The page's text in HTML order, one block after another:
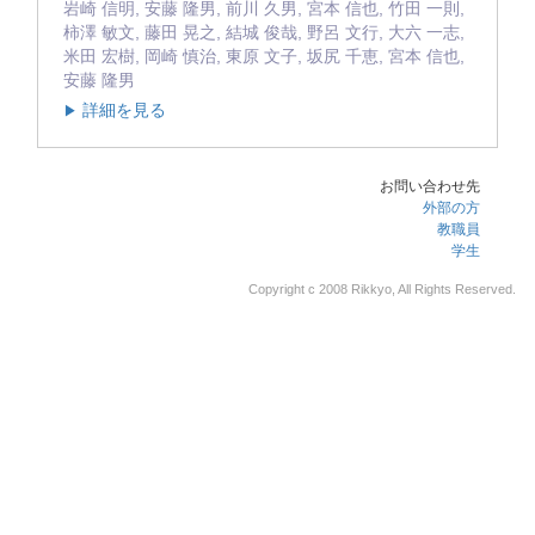
岩崎 信明, 安藤 隆男, 前川 久男, 宮本 信也, 竹田 一則,
柿澤 敏文, 藤田 晃之, 結城 俊哉, 野呂 文行, 大六 一志,
米田 宏樹, 岡崎 慎治, 東原 文子, 坂尻 千恵, 宮本 信也,
安藤 隆男
▶ 詳細を見る
お問い合わせ先
外部の方
教職員
学生
Copyright c 2008 Rikkyo, All Rights Reserved.